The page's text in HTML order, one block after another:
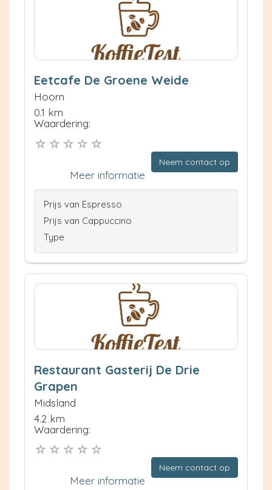
Eetcafe De Groene Weide
Hoorn
0.1 km
Waardering:
Neem contact op
Meer informatie
Prijs van Espresso
Prijs van Cappuccino
Type
Restaurant Gasterij De Drie
Grapen
Midsland
4.2 km
Waardering:
Neem contact op
Meer informatie